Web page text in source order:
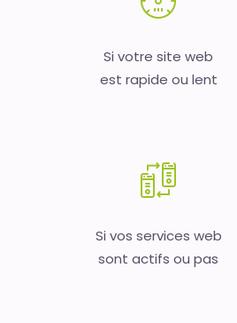
Si votre site web
est rapide ou lent
Si vos services web
sont actifs ou pas